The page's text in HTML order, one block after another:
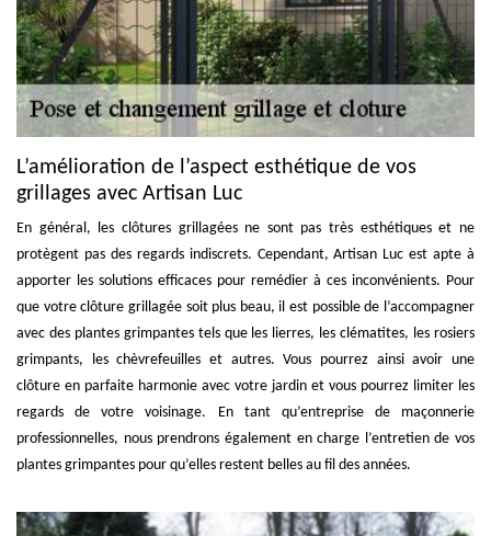
L’amélioration de l’aspect esthétique de vos
grillages avec Artisan Luc
En général, les clôtures grillagées ne sont pas très esthétiques et ne
protègent pas des regards indiscrets. Cependant, Artisan Luc est apte à
apporter les solutions efficaces pour remédier à ces inconvénients. Pour
que votre clôture grillagée soit plus beau, il est possible de l’accompagner
avec des plantes grimpantes tels que les lierres, les clématites, les rosiers
grimpants, les chèvrefeuilles et autres. Vous pourrez ainsi avoir une
clôture en parfaite harmonie avec votre jardin et vous pourrez limiter les
regards de votre voisinage. En tant qu’entreprise de maçonnerie
professionnelles, nous prendrons également en charge l’entretien de vos
plantes grimpantes pour qu’elles restent belles au fil des années.